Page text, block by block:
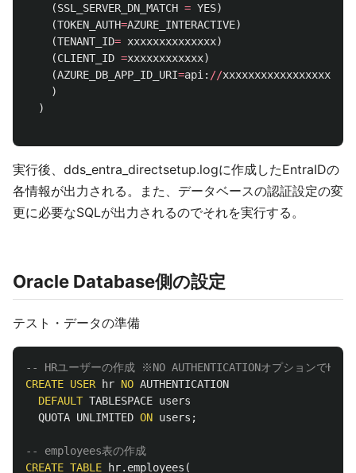
(SSL_SERVER_DN_MATCH = YES)
(TOKEN_AUTH=AZURE_INTERACTIVE)
(TENANT_ID= xxxxxxxxxxxxxx)
(CLIENT_ID =xxxxxxxxxxxx)
(AZURE_DB_APP_ID_URI=api : //xxxxxxxxxxxxxxxxxx
)
)
実行後、dds_entra_directsetup.logに作成したEntraIDの
各情報が出力される。また、データベースの認証設定の変
更に必要なSQLが出力されるのでそれを実行する。
Oracle Database側の設定
テスト・データの準備
-- HRユーザーの作成 ※NO AUTHENTICATIONオプションでHRは
CREATE USER hr NO AUTHENTICATION
DEFAULT TABLESPACE users
QUOTA UNLIMITED ON users ;
-- employees表の作成
CREATE TABLE hr. employees (